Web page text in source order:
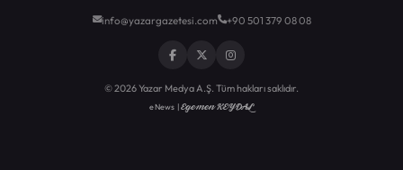
info@yazargazetesi.com +90 501 379 08 08
© 2026 Yazar Medya A.Ş. Tüm hakları saklıdır.
eNews |Egemen KEYDAL